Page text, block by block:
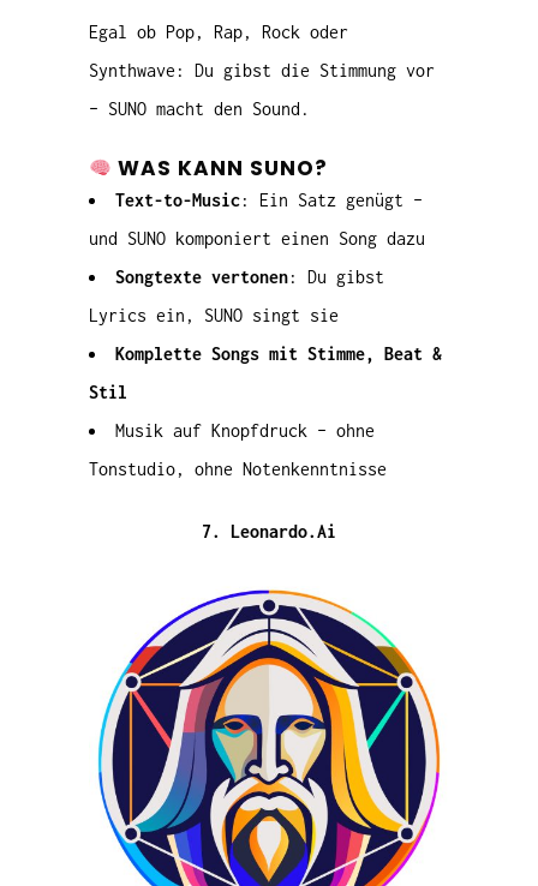
Egal ob Pop, Rap, Rock oder
Synthwave: Du gibst die Stimmung vor
– SUNO macht den Sound.
WAS KANN SUNO?
Text-to-Music: Ein Satz genügt –
und SUNO komponiert einen Song dazu
Songtexte vertonen: Du gibst
Lyrics ein, SUNO singt sie
Komplette Songs mit Stimme, Beat &
Stil
Musik auf Knopfdruck – ohne
Tonstudio, ohne Notenkenntnisse
7. Leonardo.Ai